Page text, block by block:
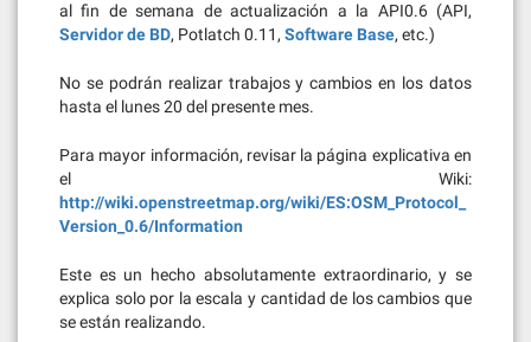
al fin de semana de actualización a la API0.6 (API,
Servidor de BD, Potlatch 0.11, Software Base, etc.)
No se podrán realizar trabajos y cambios en los datos
hasta el lunes 20 del presente mes.
Para mayor información, revisar la página explicativa en
el Wiki:
http://wiki.openstreetmap.org/wiki/ES:OSM_Protocol_
Version_0.6/Information
Este es un hecho absolutamente extraordinario, y se
explica solo por la escala y cantidad de los cambios que
se están realizando.